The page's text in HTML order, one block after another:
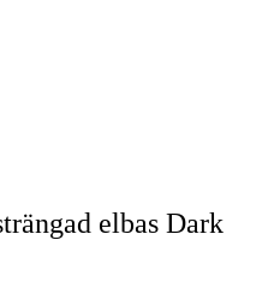
elbas Dark